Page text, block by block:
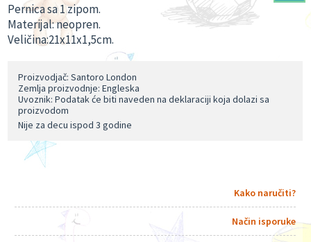
Pernica sa 1 zipom.
Materijal: neopren.
Veličina:21x11x1,5cm.
Proizvodjač: Santoro London
Zemlja proizvodnje: Engleska
Uvoznik: Podatak će biti naveden na deklaraciji koja dolazi sa
proizvodom
Nije za decu ispod 3 godine
Kako naručiti?
Način isporuke